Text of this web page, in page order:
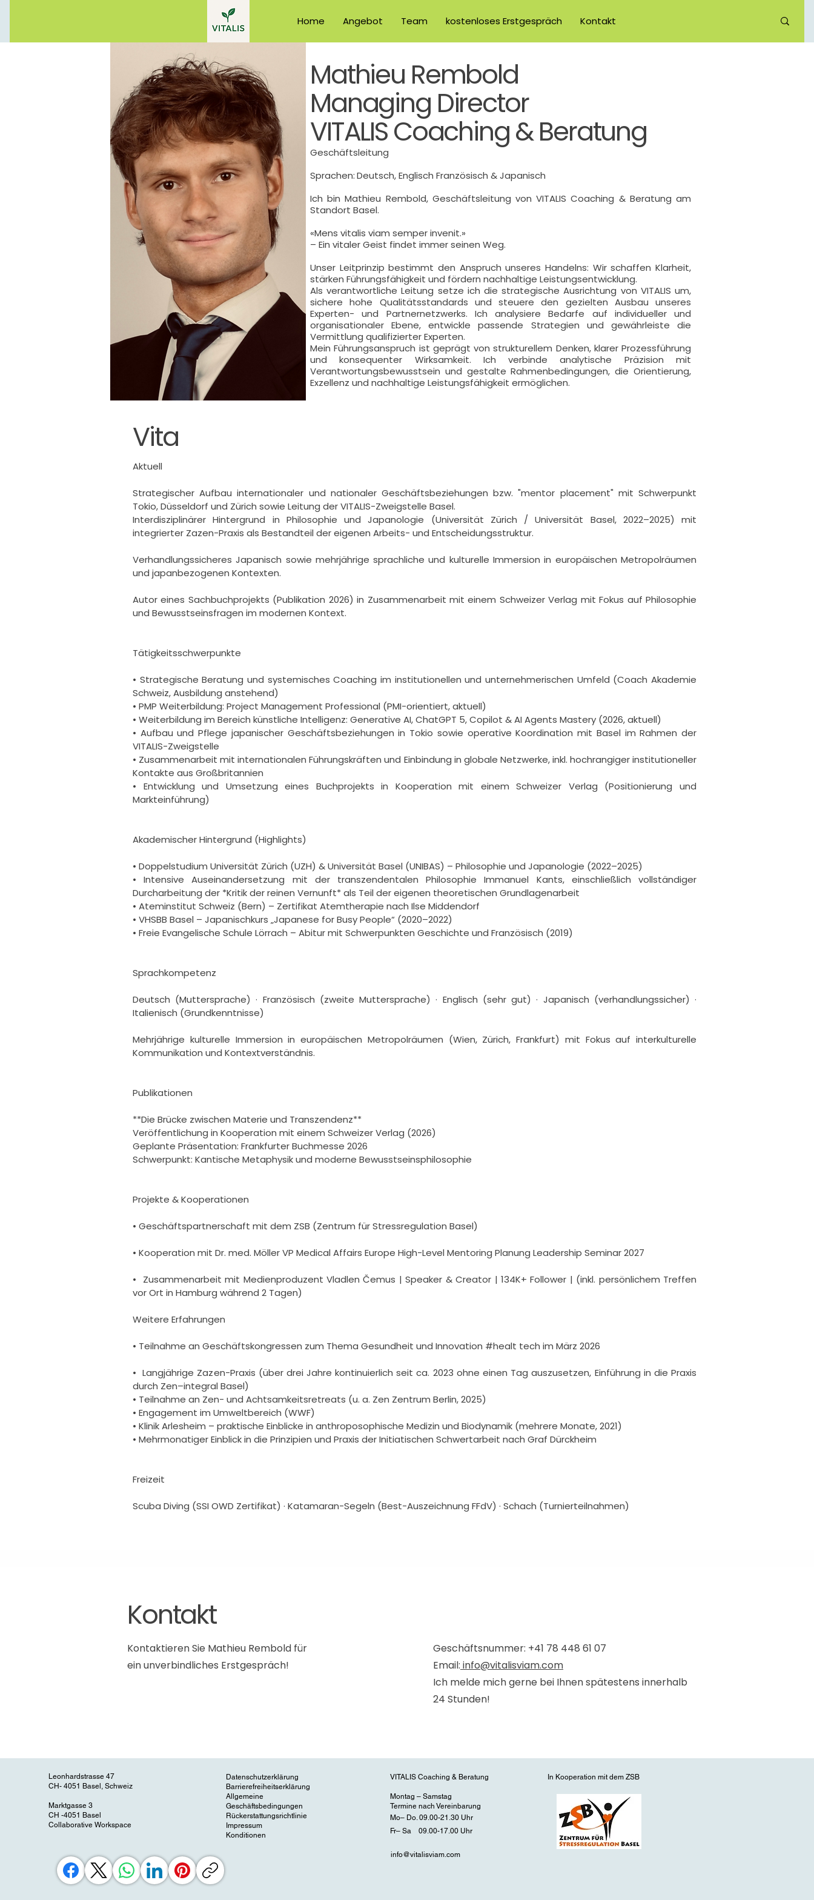
Home Angebot Team kostenloses Erstgespräch Kontakt
Geschäftsleitung
Sprachen:Deutsch, Englisch Französisch & Japanisch
Ich bin Mathieu Rembold, Geschäftsleitung von VITALIS Coaching & Beratung am
Standort Basel.
«Mens vitalis viam semper invenit.»
– Ein vitaler Geist findet immer seinen Weg.
Unser Leitprinzip bestimmt den Anspruch unseres Handelns: Wir schaffen Klarheit,
stärken Führungsfähigkeit und fördern nachhaltige Leistungsentwicklung.
Als verantwortliche Leitung setze ich die strategische Ausrichtung von VITALIS um,
sichere hohe Qualitätsstandards und steuere den gezielten Ausbau unseres
Experten- und Partnernetzwerks. Ich analysiere Bedarfe auf individueller und
organisationaler Ebene, entwickle passende Strategien und gewährleiste die
Vermittlung qualifizierter Experten.
Mein Führungsanspruch ist geprägt von strukturellem Denken, klarer Prozessführung
und konsequenter Wirksamkeit. Ich verbinde analytische Präzision mit
Verantwortungsbewusstsein und gestalte Rahmenbedingungen, die Orientierung,
Exzellenz und nachhaltige Leistungsfähigkeit ermöglichen.
Mathieu Rembold
Managing Director
VITALIS Coaching & Beratung
Vita
Aktuell
Strategischer Aufbau internationaler und nationaler Geschäftsbeziehungen bzw. "mentor placement" mit Schwerpunkt
Tokio, Düsseldorf und Zürich sowie Leitung der VITALIS-Zweigstelle Basel.
Interdisziplinärer Hintergrund in Philosophie und Japanologie (Universität Zürich / Universität Basel, 2022–2025) mit
integrierter Zazen-Praxis als Bestandteil der eigenen Arbeits- und Entscheidungsstruktur.
Verhandlungssicheres Japanisch sowie mehrjährige sprachliche und kulturelle Immersion in europäischen Metropolräumen
und japanbezogenen Kontexten.
Autor eines Sachbuchprojekts (Publikation 2026) in Zusammenarbeit mit einem Schweizer Verlag mit Fokus auf Philosophie
und Bewusstseinsfragen im modernen Kontext.
Tätigkeitsschwerpunkte
• Strategische Beratung und systemisches Coaching im institutionellen und unternehmerischen Umfeld (Coach Akademie
Schweiz, Ausbildung anstehend)
• PMP Weiterbildung: Project Management Professional (PMI-orientiert, aktuell)
• Weiterbildung im Bereich künstliche Intelligenz: Generative AI, ChatGPT 5, Copilot & AI Agents Mastery (2026, aktuell)
• Aufbau und Pflege japanischer Geschäftsbeziehungen in Tokio sowie operative Koordination mit Basel im Rahmen der
VITALIS-Zweigstelle
• Zusammenarbeit mit internationalen Führungskräften und Einbindung in globale Netzwerke, inkl. hochrangiger institutioneller
Kontakte aus Großbritannien
• Entwicklung und Umsetzung eines Buchprojekts in Kooperation mit einem Schweizer Verlag (Positionierung und
Markteinführung)
Akademischer Hintergrund (Highlights)
• Doppelstudium Universität Zürich (UZH) & Universität Basel (UNIBAS) – Philosophie und Japanologie (2022–2025)
• Intensive Auseinandersetzung mit der transzendentalen Philosophie Immanuel Kants, einschließlich vollständiger
Durcharbeitung der *Kritik der reinen Vernunft* als Teil der eigenen theoretischen Grundlagenarbeit
• Ateminstitut Schweiz (Bern) – Zertifikat Atemtherapie nach Ilse Middendorf
• VHSBB Basel – Japanischkurs „Japanese for Busy People“ (2020–2022)
• Freie Evangelische Schule Lörrach – Abitur mit Schwerpunkten Geschichte und Französisch (2019)
Sprachkompetenz
Deutsch (Muttersprache) · Französisch (zweite Muttersprache) · Englisch (sehr gut) · Japanisch (verhandlungssicher) ·
Italienisch (Grundkenntnisse)
Mehrjährige kulturelle Immersion in europäischen Metropolräumen (Wien, Zürich, Frankfurt) mit Fokus auf interkulturelle
Kommunikation und Kontextverständnis.
Publikationen
**Die Brücke zwischen Materie und Transzendenz**
Veröffentlichung in Kooperation mit einem Schweizer Verlag (2026)
Geplante Präsentation: Frankfurter Buchmesse 2026
Schwerpunkt: Kantische Metaphysik und moderne Bewusstseinsphilosophie
Projekte & Kooperationen
• Geschäftspartnerschaft mit dem ZSB (Zentrum für Stressregulation Basel)
• Kooperation mit Dr. med. Möller VP Medical Affairs Europe High-Level Mentoring Planung Leadership Seminar 2027
•  Zusammenarbeit mit Medienproduzent Vladlen Čemus | Speaker & Creator | 134K+ Follower | (inkl. persönlichem Treffen
vor Ort in Hamburg während 2 Tagen)
Weitere Erfahrungen
• Teilnahme an Geschäftskongressen zum Thema Gesundheit und Innovation #healt tech im März 2026
•  Langjährige Zazen-Praxis (über drei Jahre kontinuierlich seit ca. 2023 ohne einen Tag auszusetzen, Einführung in die Praxis
durch Zen–integral Basel)
• Teilnahme an Zen- und Achtsamkeitsretreats (u. a. Zen Zentrum Berlin, 2025)
• Engagement im Umweltbereich (WWF)
• Klinik Arlesheim – praktische Einblicke in anthroposophische Medizin und Biodynamik (mehrere Monate, 2021)
• Mehrmonatiger Einblick in die Prinzipien und Praxis der Initiatischen Schwertarbeit nach Graf Dürckheim
Freizeit
Scuba Diving (SSI OWD Zertifikat) · Katamaran-Segeln (Best-Auszeichnung FFdV) · Schach (Turnierteilnahmen)
Kontakt
Kontaktieren Sie Mathieu Rembold für
einunverbindliches Erstgespräch!
Geschäftsnummer: +41 78 448 61 07
Email: info@vitalisviam.com
Ich melde mich gerne bei Ihnen spätestens innerhalb
24 Stunden!
Leonhardstrasse 47
CH- 4051 Basel, Schweiz
Marktgasse 3
CH -4051 Basel
Collaborative Workspace
Datenschutzerklärung
Barrierefreiheitserklärung
Allgemeine
Geschäftsbedingungen
Rückerstattungsrichtlinie
Impressum
Konditionen
VITALIS Coaching & Beratung In Kooperation mit dem ZSB
Montag – Samstag
Termine nach Vereinbarung
Mo– Do. 09.00-21.30 Uhr
Fr– Sa 09.00-17.00 Uhr
info@vitalisviam.com